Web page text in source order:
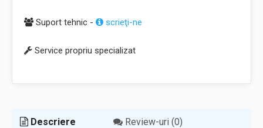
Suport tehnic - scrieţi-ne
Service propriu specializat
Descriere Review-uri (0)